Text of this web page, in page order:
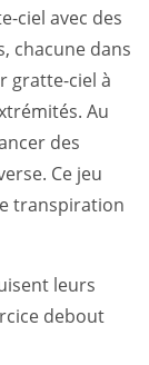
ciel avec des
chacune dans
gratte-ciel à
Au
des
Ce jeu
transpiration
leurs
debout